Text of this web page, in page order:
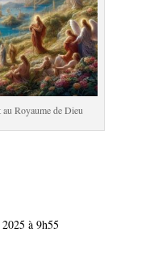
Royaume de Dieu
à 9h55